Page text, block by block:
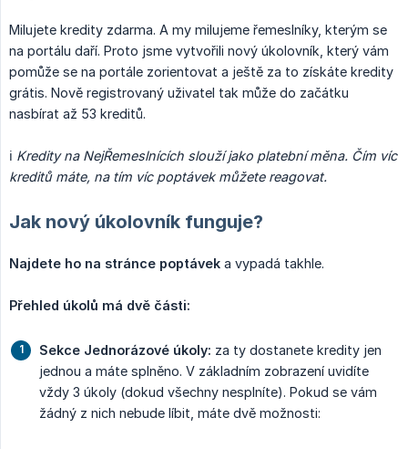
Milujete kredity zdarma. A my milujeme řemeslníky, kterým se
na portálu daří. Proto jsme vytvořili nový úkolovník, který vám
pomůže se na portále zorientovat a ještě za to získáte kredity
grátis. Nově registrovaný uživatel tak může do začátku
nasbírat až 53 kreditů.
ℹ️ Kredity na NejŘemeslnících slouží jako platební měna. Čím víc
kreditů máte, na tím víc poptávek můžete reagovat.
Jak nový úkolovník funguje?
Najdete ho na stránce poptávek a vypadá takhle.
Přehled úkolů má dvě části:
Sekce Jednorázové úkoly: za ty dostanete kredity jen
jednou a máte splněno. V základním zobrazení uvidíte
vždy 3 úkoly (dokud všechny nesplníte). Pokud se vám
žádný z nich nebude líbit, máte dvě možnosti: